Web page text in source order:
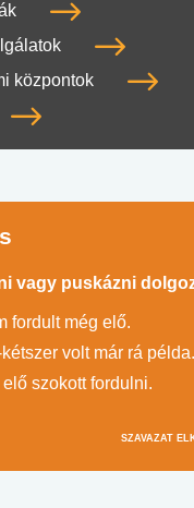
központok
vagy puskázni
fordult még elő.
volt már rá példa.
szokott fordulni.
SZAVAZAT